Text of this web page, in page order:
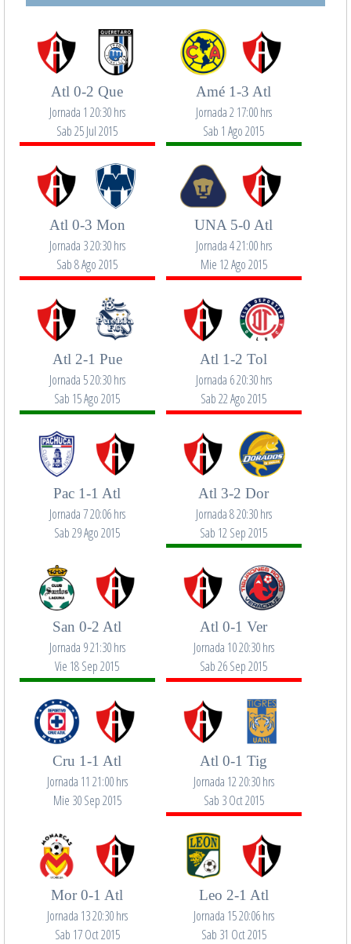
Atl 0-2 Que
Jornada 1 20:30 hrs
Sab 25 Jul 2015
Amé 1-3 Atl
Jornada 2 17:00 hrs
Sab 1 Ago 2015
Atl 0-3 Mon
Jornada 3 20:30 hrs
Sab 8 Ago 2015
UNA 5-0 Atl
Jornada 4 21:00 hrs
Mie 12 Ago 2015
Atl 2-1 Pue
Jornada 5 20:30 hrs
Sab 15 Ago 2015
Atl 1-2 Tol
Jornada 6 20:30 hrs
Sab 22 Ago 2015
Pac 1-1 Atl
Jornada 7 20:06 hrs
Sab 29 Ago 2015
Atl 3-2 Dor
Jornada 8 20:30 hrs
Sab 12 Sep 2015
San 0-2 Atl
Jornada 9 21:30 hrs
Vie 18 Sep 2015
Atl 0-1 Ver
Jornada 10 20:30 hrs
Sab 26 Sep 2015
Cru 1-1 Atl
Jornada 11 21:00 hrs
Mie 30 Sep 2015
Atl 0-1 Tig
Jornada 12 20:30 hrs
Sab 3 Oct 2015
Mor 0-1 Atl
Jornada 13 20:30 hrs
Sab 17 Oct 2015
Leo 2-1 Atl
Jornada 15 20:06 hrs
Sab 31 Oct 2015